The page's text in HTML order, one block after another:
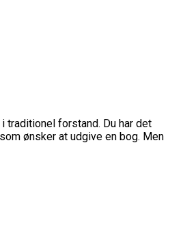
traditionel forstand. Du har det
ønsker at udgive en bog. Men